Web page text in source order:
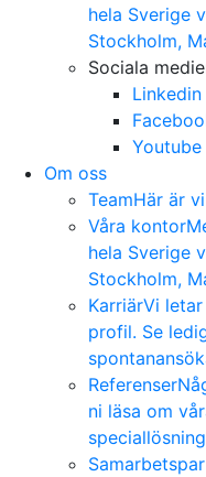
hela Sverige
Stockholm,
Sociala
Linkedin
Youtube
Om oss
TeamHär är
Våra kontor
hela Sverige
Stockholm,
KarriärVi
profil. Se
Referenser
ni läsa om